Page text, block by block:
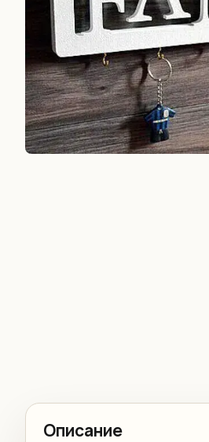
Описание